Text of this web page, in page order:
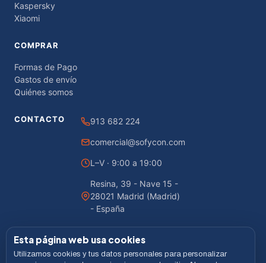
Kaspersky
Xiaomi
COMPRAR
Formas de Pago
Gastos de envío
Quiénes somos
CONTACTO 913 682 224
comercial@sofycon.com
L–V · 9:00 a 19:00
Resina, 39 - Nave 15 -
28021 Madrid (Madrid)
- España
Esta página web usa cookies
Utilizamos cookies y tus datos personales para personalizar